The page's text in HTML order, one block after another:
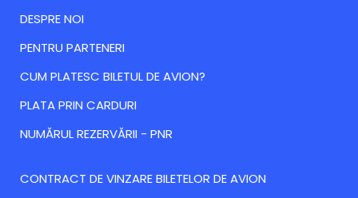
DESPRE NOI
PENTRU PARTENERI
CUM PLATESC BILETUL DE AVION?
PLATA PRIN CARDURI
NUMĂRUL REZERVĂRII - PNR
CONTRACT DE VINZARE BILETELOR DE AVION